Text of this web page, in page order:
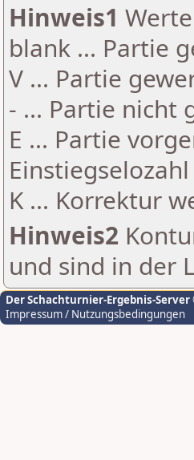
Hinweis1
blank ... Partie
V ... Partie
- ... Partie nicht
E ... Partie
K ... Korrektur
Hinweis2
und sind in der
Der Schachturnier-Ergebnis-Server
Impressum / Nutzungsbedingungen